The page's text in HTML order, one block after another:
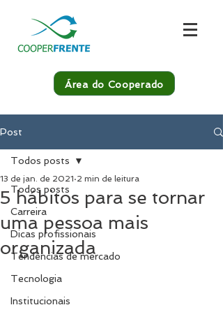
Área do Cooperado
Post
Todos posts
Carreira
Dicas profissionais
Tendências de mercado
Tecnologia
Institucionais
Todos posts
5 hábitos para se tornar
uma pessoa mais
organizada
13 de jan. de 2021 2 min de leitura